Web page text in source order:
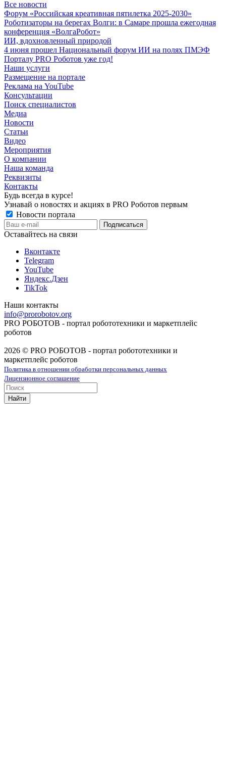
Все новости
Форум «Российская креативная пятилетка 2025-2030»
Роботизаторы на берегах Волги: в Самаре прошла ежегодная
конференция «ВолгаРобот»
ИИ, вдохновленный природой
4 июня прошел Национальный форум ИИ на полях ПМЭФ
Порталу PRO Роботов уже год!
Наши услуги
Размещение на портале
Реклама на YouTube
Консультации
Поиск специалистов
Медиа
Новости
Статьи
Видео
Мероприятия
О компании
Наша команда
Реквизиты
Контакты
Будь всегда в курсе!
Узнавай о новостях и акциях в PRO Роботов первым
Новости портала
Оставайтесь на связи
Вконтакте
Telegram
YouTube
Яндекс.Дзен
TikTok
Наши контакты
info@prorobotov.org
PRO РОБОТОВ - портал робототехники и маркетплейс
роботов
2026 © PRO РОБОТОВ - портал робототехники и
маркетплейс роботов
Политика в отношении обработки персональных данных
Лицензионное соглашение
Найти